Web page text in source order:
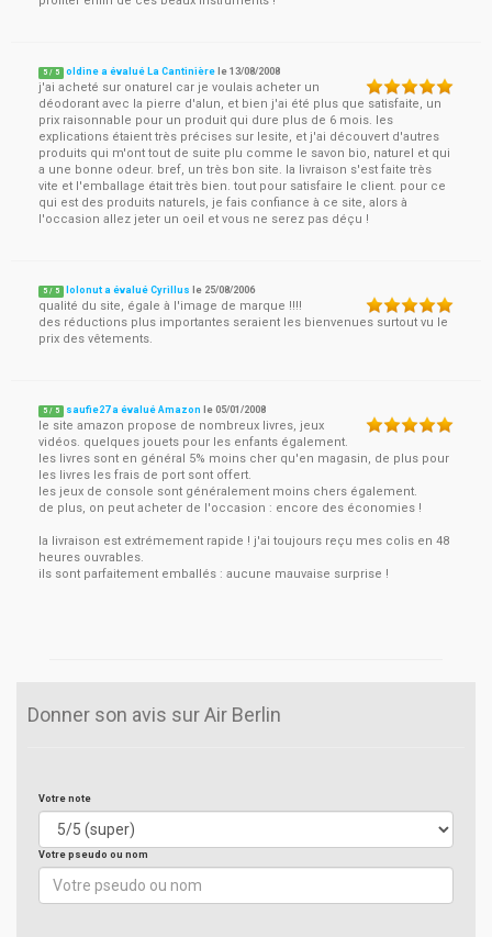
5 / 5 oldine a évalué La Cantinière le13/08/2008
j'ai acheté sur onaturel car je voulais acheter un
déodorant avec la pierre d'alun, et bien j'ai été plus que satisfaite, un
prix raisonnable pour un produit qui dure plus de 6 mois. les
explications étaient très précises sur lesite, et j'ai découvert d'autres
produits qui m'ont tout de suite plu comme le savon bio, naturel et qui
a une bonne odeur. bref, un très bon site. la livraison s'est faite très
vite et l'emballage était très bien. tout pour satisfaire le client. pour ce
qui est des produits naturels, je fais confiance à ce site, alors à
l'occasion allez jeter un oeil et vous ne serez pas déçu !
5 / 5 lolonut a évalué Cyrillus le 25/08/2006
qualité du site, égale à l'image de marque !!!!
des réductions plus importantes seraient les bienvenues surtout vu le
prix des vêtements.
5 / 5 saufie27 a évalué Amazon le05/01/2008
le site amazon propose de nombreux livres, jeux
vidéos. quelques jouets pour les enfants également.
les livres sont en général 5% moins cher qu'en magasin, de plus pour
les livres les frais de port sont offert.
les jeux de console sont généralement moins chers également.
de plus, on peut acheter de l'occasion : encore des économies !
la livraison est extrémement rapide ! j'ai toujours reçu mes colis en 48
heures ouvrables.
ils sont parfaitement emballés : aucune mauvaise surprise !
Donner son avis sur Air Berlin
Votre note
Votre pseudo ou nom